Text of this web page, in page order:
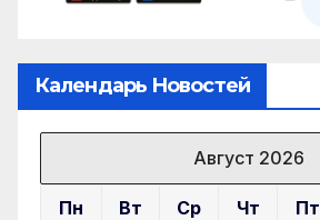
Календарь Новостей
Август 2026
Пн Вт Ср Чт Пт